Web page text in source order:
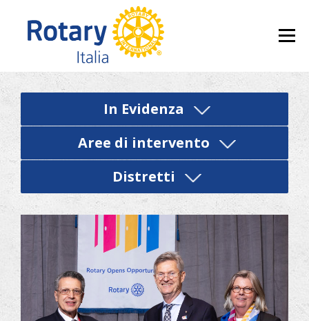
Menu
In Evidenza
Aree di intervento
Distretti